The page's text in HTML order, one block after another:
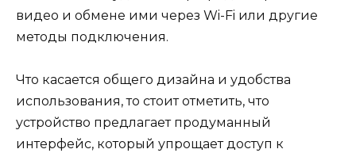
видео и обмене ими через Wi-Fi или другие
методы подключения.
Что касается общего дизайна и удобства
использования, то стоит отметить, что
устройство предлагает продуманный
интерфейс, который упрощает доступ к